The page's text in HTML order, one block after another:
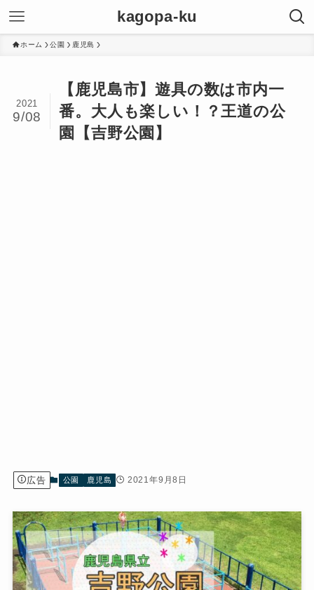
kagopa-ku
ホーム 公園 鹿児島
【鹿児島市】遊具の数は市内一
番。大人も楽しい！？王道の公
園【吉野公園】
2021
9/08
広告 公園 鹿児島 2021年9月8日